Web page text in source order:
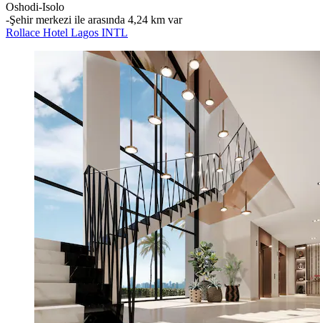
Oshodi-Isolo
‐Şehir merkezi ile arasında 4,24 km var
Rollace Hotel Lagos INTL